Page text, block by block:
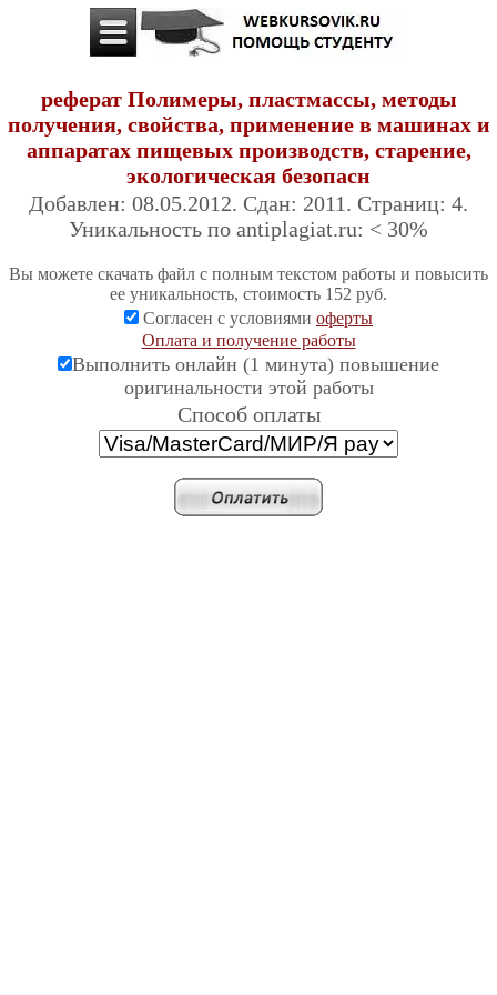
реферат Полимеры, пластмассы, методы
получения, свойства, применение в машинах и
аппаратах пищевых производств, старение,
экологическая безопасн
Добавлен: 08.05.2012. Сдан: 2011. Страниц: 4.
Уникальность по antiplagiat.ru: < 30%
Вы можете скачать файл с полным текстом работы и повысить
ее уникальность, стоимость 152 руб.
Согласен с условиями оферты
Оплата и получение работы
Выполнить онлайн (1 минута) повышение
оригинальности этой работы
Cпособ оплаты